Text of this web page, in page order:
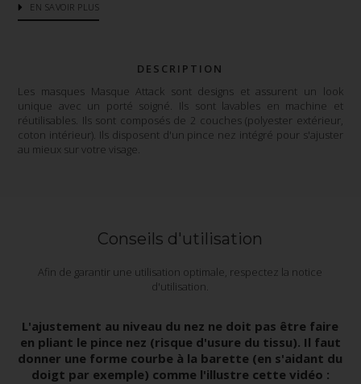
EN SAVOIR PLUS
DESCRIPTION
Les masques Masque Attack sont designs et assurent un look
unique avec un porté soigné. Ils sont lavables en machine et
réutilisables. Ils sont composés de 2 couches (polyester extérieur,
coton intérieur). Ils disposent d'un pince nez intégré pour s'ajuster
au mieux sur votre visage.
Conseils d'utilisation
Afin de garantir une utilisation optimale, respectez la notice
d'utilisation.
L'ajustement au niveau du nez ne doit pas être faire
en pliant le pince nez (risque d'usure du tissu). Il faut
donner une forme courbe à la barette (en s'aidant du
doigt par exemple) comme l'illustre cette vidéo :